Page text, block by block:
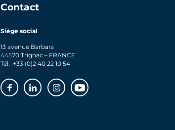
Contact
Siège social
13 avenue Barbara
44570 Trignac – FRANCE
Tél. :+33 (0)2 40 22 10 54
FacebookLinkedinInstagramYoutube